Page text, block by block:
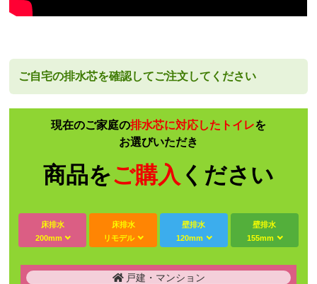
ご自宅の排水芯を確認してご注文してください
現在のご家庭の排水芯に対応したトイレを
お選びいただき
商品をご購入 ください
床排水
200mm
床排水
リモデル
壁排水
120mm
壁排水
155mm
戸建・マンション